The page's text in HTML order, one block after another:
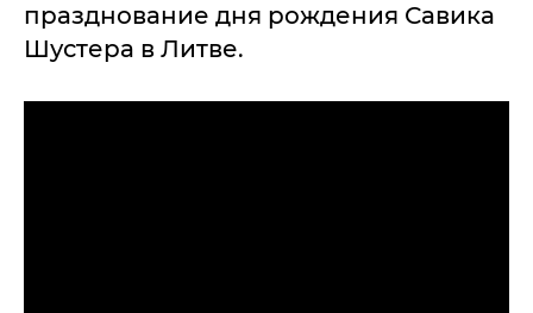
празднование дня рождения Савика
Шустера в Литве.